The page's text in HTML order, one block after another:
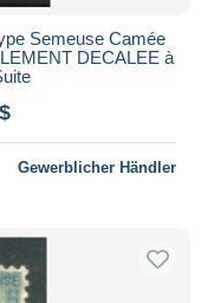
Semeuse Camée
DECALEE à
Gewerblicher Händler